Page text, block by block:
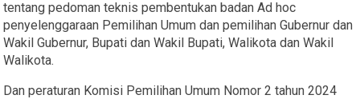
tentang pedoman teknis pembentukan badan Ad hoc
penyelenggaraan Pemilihan Umum dan pemilihan Gubernur dan
Wakil Gubernur, Bupati dan Wakil Bupati, Walikota dan Wakil
Walikota.
Dan peraturan Komisi Pemilihan Umum Nomor 2 tahun 2024